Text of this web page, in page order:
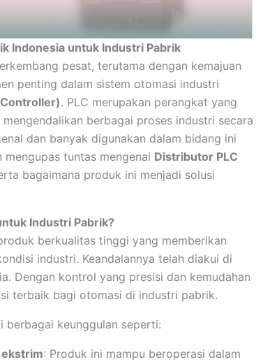
Indonesia untuk Industri Pabrik
pesat, terutama dengan kemajuan
penting dalam sistem otomasi industri
. PLC merupakan perangkat yang
berbagai proses industri secara
dan banyak digunakan dalam bidang ini
tuntas mengenai Distributor PLC
bagaimana produk ini menjadi solusi
Industri Pabrik?
berkualitas tinggi yang memberikan
industri. Keandalannya telah diakui di
Dengan kontrol yang presisi dan kemudahan
terbaik bagi otomasi di industri pabrik.
berbagai keunggulan seperti:
: Produk ini mampu beroperasi dalam